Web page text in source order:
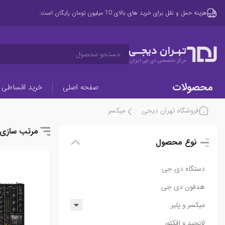
هزینه حمل و نقل برای خرید های بالای 10 میلیون تومان رایگان است.
تهـران دیجــی
مرکز تخصصی دی جی ایران
جستجو محصول . . .
محصولات صفحه اصلی خرید اقساطی
فروشگاه تهران دیجی میکسر
نوع محصول
دستگاه دی جی
هدفون دی جی
میکسر و پلیر
مرتب سازی